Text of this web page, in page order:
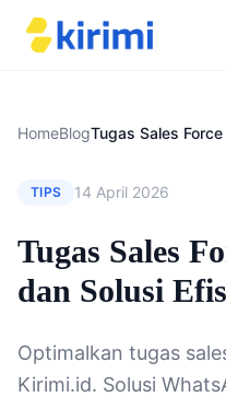
HomeBlog
TIPS 14 April 2026
Tugas Sales
dan Solusi
Optimalkan tugas
Kirimi.id. Solusi